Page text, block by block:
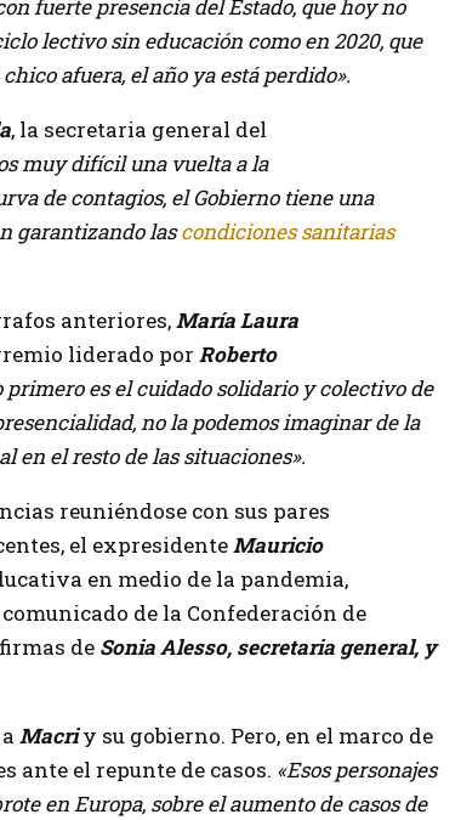
fuerte presencia del Estado, que hoy no
lectivo sin educación como en 2020, que
afuera, el año ya está perdido».
, la secretaria general del
muy difícil una vuelta a la
de contagios, el Gobierno tiene una
garantizando lascondiciones sanitarias
anteriores,María Laura
liderado por Roberto
primero es el cuidado solidario y colectivo de
no la podemos imaginar de la
en el resto de las situaciones».
reuniéndose con sus pares
el expresidenteMauricio
en medio de la pandemia,
de la Confederación de
de Sonia Alesso, secretaria general, y
Macriy su gobierno. Pero, en el marco de
ante el repunte de casos. «Esos personajes
en Europa, sobre el aumento de casos de